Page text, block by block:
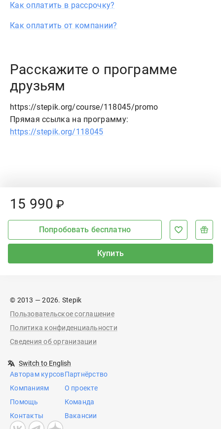
Как оплатить в рассрочку?
Как оплатить от компании?
Расскажите о программе
друзьям
https://stepik.org/course/118045/promo
Прямая ссылка на программу:
https://stepik.org/118045
Price:
15 990 ₽
Купить
Попробовать бесплатно
© 2013 — 2026. Stepik
Пользовательское соглашение
Политика конфиденциальности
Сведения об организации
Switch to English
Авторам курсов
Компаниям
Помощь
Контакты
Партнёрство
О проекте
Команда
Вакансии